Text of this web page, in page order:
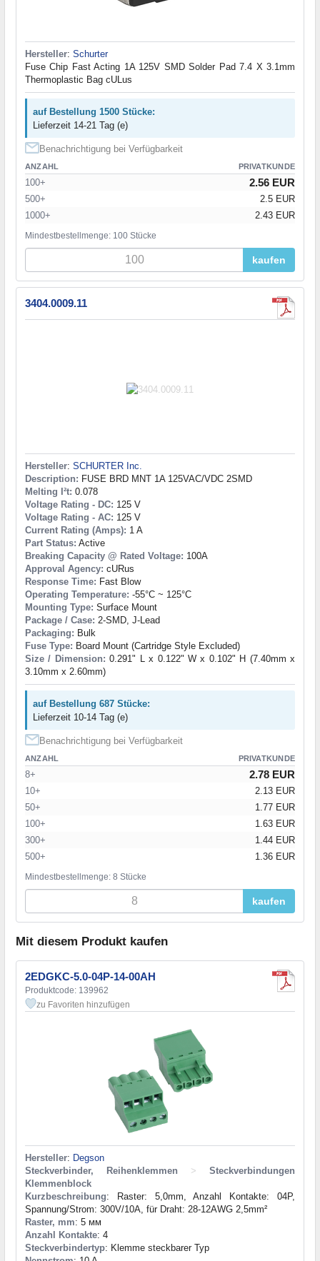
Hersteller: Schurter
Fuse Chip Fast Acting 1A 125V SMD Solder Pad 7.4 X 3.1mm
Thermoplastic Bag cULus
auf Bestellung 1500 Stücke:
Lieferzeit 14-21 Tag (e)
Benachrichtigung bei Verfügbarkeit
ANZAHL PRIVATKUNDE
100+ 2.56 EUR
500+
2.5 EUR
1000+
2.43 EUR
Mindestbestellmenge: 100 Stücke
kaufen
3404.0009.11
Hersteller: SCHURTER Inc.
Description: FUSE BRD MNT 1A 125VAC/VDC 2SMD
Melting I²t: 0.078
Voltage Rating - DC: 125 V
Voltage Rating - AC: 125 V
Current Rating (Amps): 1 A
Part Status: Active
Breaking Capacity @ Rated Voltage: 100A
Approval Agency: cURus
Response Time: Fast Blow
Operating Temperature: -55°C ~ 125°C
Mounting Type: Surface Mount
Package / Case: 2-SMD, J-Lead
Packaging: Bulk
Fuse Type: Board Mount (Cartridge Style Excluded)
Size / Dimension: 0.291" L x 0.122" W x 0.102" H (7.40mm x
3.10mm x 2.60mm)
auf Bestellung 687 Stücke:
Lieferzeit 10-14 Tag (e)
Benachrichtigung bei Verfügbarkeit
ANZAHL PRIVATKUNDE
8+ 2.78 EUR
10+
2.13 EUR
50+
1.77 EUR
100+
1.63 EUR
300+
1.44 EUR
500+
1.36 EUR
Mindestbestellmenge: 8 Stücke
kaufen
Mit diesem Produkt kaufen
2EDGKC-5.0-04P-14-00AH
Produktcode: 139962
zu Favoriten hinzufügen
Hersteller: Degson
Steckverbinder, Reihenklemmen
>
Steckverbindungen
Klemmenblock
Kurzbeschreibung: Raster: 5,0mm, Anzahl Kontakte: 04P,
Spannung/Strom: 300V/10A, für Draht: 28-12AWG 2,5mm²
Raster, mm: 5 мм
Anzahl Kontakte: 4
Steckverbindertyp: Klemme steckbarer Typ